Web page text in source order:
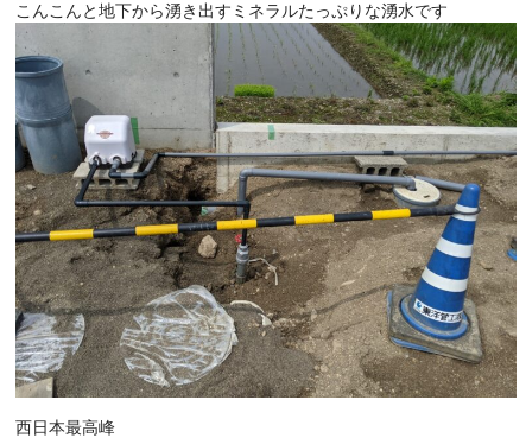
こんこんと地下から湧き出すミネラルたっぷりな湧水です
西日本最高峰